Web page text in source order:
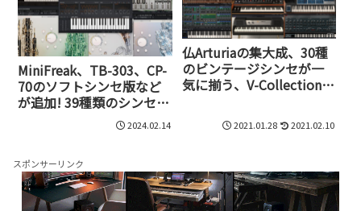
MiniFreak、TB-303、CP-
70のソフトシンセ版など
が追加! 39種類のシンセを
パックにしたArturiaのV
2024.02.14
仏Arturiaの集大成、30種
のビンテージシンセが一
気に揃う、V-Collection 8
2021.01.28 2021.02.10
スポンサーリンク